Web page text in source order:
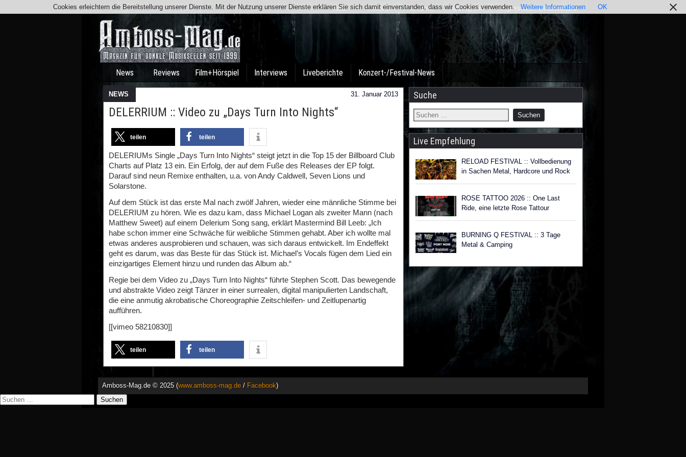
Team Kontakt Facebook Instagram Impressum / Datenschutz
News Reviews Film+Hörspiel Interviews Liveberichte Konzert-/Festival-News
NEWS 31. Januar 2013
DELERRIUM :: Video zu „Days Turn Into Nights“
teilen teilen
DELERIUMs Single „Days Turn Into Nights“ steigt jetzt in die Top 15 der Billboard Club
Charts auf Platz 13 ein. Ein Erfolg, der auf dem Fuße des Releases der EP folgt.
Darauf sind neun Remixe enthalten, u.a. von Andy Caldwell, Seven Lions und
Solarstone.
Auf dem Stück ist das erste Mal nach zwölf Jahren, wieder eine männliche Stimme bei
DELERIUM zu hören. Wie es dazu kam, dass Michael Logan als zweiter Mann (nach
Matthew Sweet) auf einem Delerium Song sang, erklärt Mastermind Bill Leeb: „Ich
habe schon immer eine Schwäche für weibliche Stimmen gehabt. Aber ich wollte mal
etwas anderes ausprobieren und schauen, was sich daraus entwickelt. Im Endeffekt
geht es darum, was das Beste für das Stück ist. Michael’s Vocals fügen dem Lied ein
einzigartiges Element hinzu und runden das Album ab.“
Regie bei dem Video zu „Days Turn Into Nights“ führte Stephen Scott. Das bewegende
und abstrakte Video zeigt Tänzer in einer surrealen, digital manipulierten Landschaft,
die eine anmutig akrobatische Choreographie Zeitschleifen- und Zeitlupenartig
aufführen.
[[vimeo 58210830]]
teilen teilen
Suche
Live Empfehlung
RELOAD FESTIVAL :: Vollbedienung
in Sachen Metal, Hardcore und Rock
ROSE TATTOO 2026 :: One Last
Ride, eine letzte Rose Tattour
BURNING Q FESTIVAL :: 3 Tage
Metal & Camping
Amboss-Mag.de © 2025 (www.amboss-mag.de / Facebook)
Cookies erleichtern die Bereitstellung unserer Dienste. Mit der Nutzung unserer Dienste erklären Sie sich damit einverstanden, dass wir Cookies verwenden. Weitere Informationen OK